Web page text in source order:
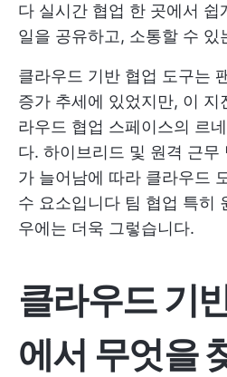
다 실시간 협업 한 곳에서 쉽
일을 공유하고, 소통할 수 있
클라우드 기반 협업 도구는
증가 추세에 있었지만, 이 지
라우드 협업 스페이스의 르
다. 하이브리드 및 원격 근
가 늘어남에 따라 클라우드
수 요소입니다 팀 협업 특히
우에는 더욱 그렇습니다.
클라우드 기
에서 무엇을